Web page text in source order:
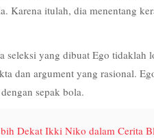
Karena itulah, dia menentang
seleksi yang dibuat Ego tidaklah
dan argument yang rasional.
sepak bola.
Dekat Ikki Niko dalam Cerita